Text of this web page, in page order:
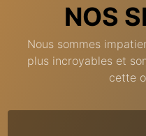
NOS
Nous sommes
plus incroyables et
cette